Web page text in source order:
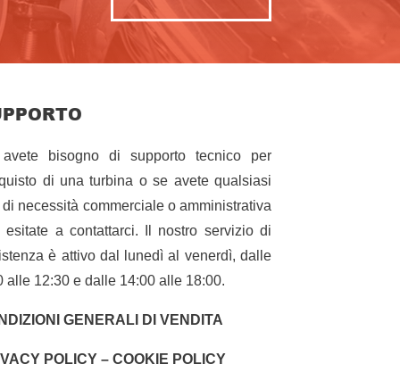
bisogno di supporto tecnico per
di una turbina o se avete qualsiasi
di necessità commerciale o amministrativa
esitate a contattarci. Il nostro servizio di
è attivo dal lunedì al venerdì, dalle
alle 12:30 e dalle 14:00 alle 18:00.
GENERALI DI VENDITA
POLICY – COOKIE POLICY